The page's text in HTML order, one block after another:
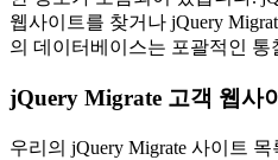
웹사이트를 찾거나 jQuery
의 데이터베이스는 포괄적인 통
jQuery Migrate 고객 웹사
우리의 jQuery Migrate 사이트